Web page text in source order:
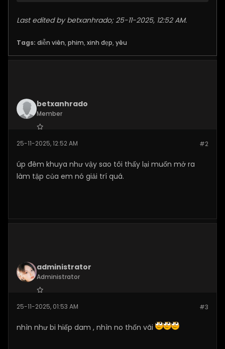
Last edited bybetxanhrado; 25-11-2025, 12:52 AM.
Tags: diễn viên, phim, xinh đẹp, yêu
betxanhrado
Member
Posts:59 #2
25-11-2025, 12:52 AM
úp đêm khuya như vậy sao tôi thấy lại muốn mở ra
làm tập của em nó giải trí quá.
administrator
Administrator
Posts: 520 #3
25-11-2025, 01:53 AM
nhìn như bi hiếp dam , nhìn no thốn vãi